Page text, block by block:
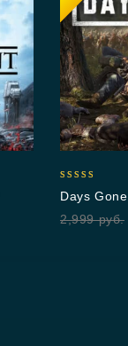
out of 5
Days Gone
2,999руб.